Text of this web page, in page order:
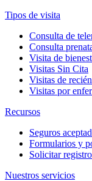
Tipos de visita
Consulta de
Consulta
Visita de
Visitas Sin Cita
Visitas de
Visitas por
Recursos
Seguros
Formularios y
Solicitar
Nuestros servicios